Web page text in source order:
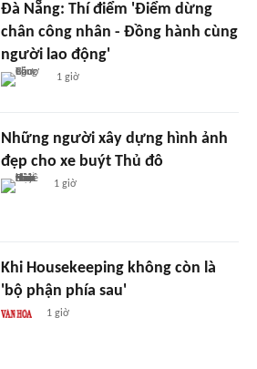
Đà Nẵng: Thí điểm 'Điểm dừng
chân công nhân - Đồng hành cùng
người lao động'
1 giờ
Những người xây dựng hình ảnh
đẹp cho xe buýt Thủ đô
1 giờ
Khi Housekeeping không còn là
'bộ phận phía sau'
1 giờ